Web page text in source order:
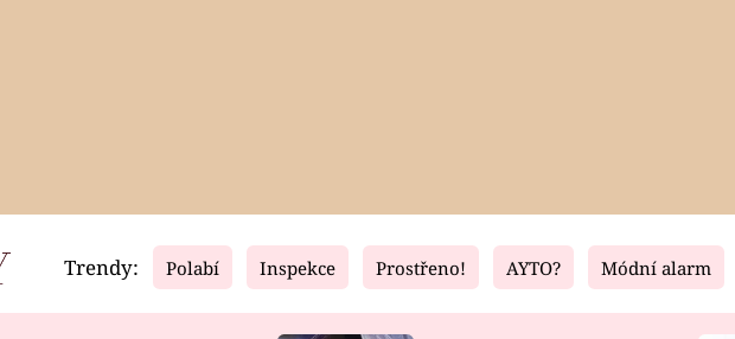
Video Fresh Living
Trendy: Polabí Inspekce Prostřeno! AYTO? Módní alarm